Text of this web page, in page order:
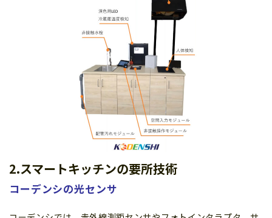
2.スマートキッチンの要所技術
コーデンシの光センサ